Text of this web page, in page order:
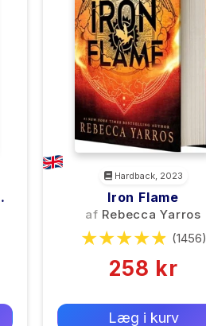
Hardback, 2023
Iron Flame
af Rebecca Yarros
(1456)
258 kr
Læg i kurv